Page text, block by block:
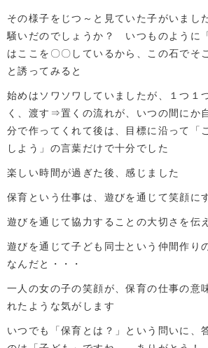
その様子をじつ～と見ていた子がいま
騒いだのでしょうか？ いつものように
はここを〇〇しているから、この石でそ
と誘ってみると
始めはソワソワしていましたが、１つ１
く、渡す⇒置くの流れが、いつの間にか
分で作ってくれて後は、目標に沿って「
しよう」の言葉だけで十分でした
楽しい時間が過ぎた後、感じました
保育という仕事は、遊びを通じて笑顔に
遊びを通じて協力することの大切さを伝
遊びを通じて子ども同士という仲間作り
なんだと・・・
一人の女の子の笑顔が、保育の仕事の意
れたような気がします
いつでも「保育とは？」という問いに、